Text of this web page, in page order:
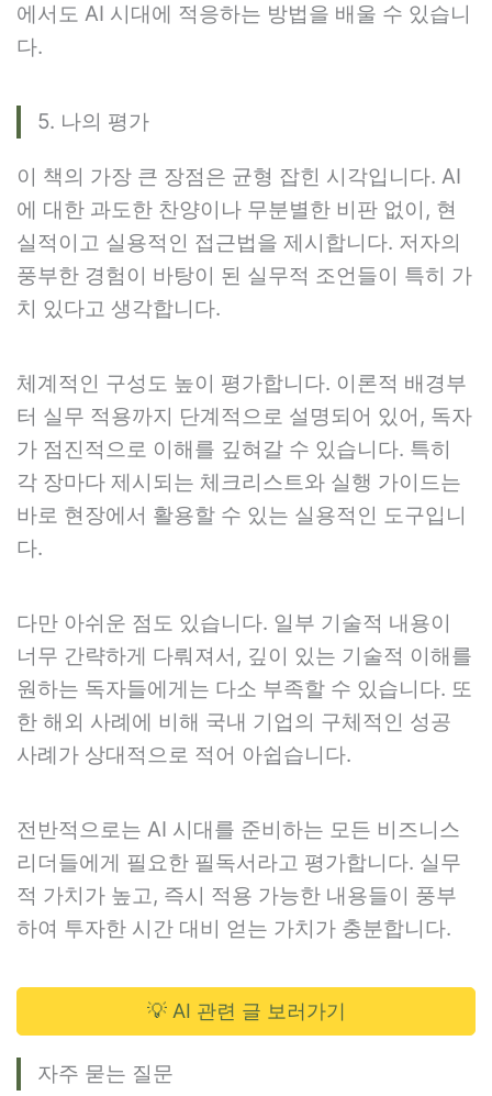
에서도 AI 시대에 적응하는 방법을 배울 수 있습니
다.
5. 나의 평가
이 책의 가장 큰 장점은 균형 잡힌 시각입니다. AI
에 대한 과도한 찬양이나 무분별한 비판 없이, 현
실적이고 실용적인 접근법을 제시합니다. 저자의
풍부한 경험이 바탕이 된 실무적 조언들이 특히 가
치 있다고 생각합니다.
체계적인 구성도 높이 평가합니다. 이론적 배경부
터 실무 적용까지 단계적으로 설명되어 있어, 독자
가 점진적으로 이해를 깊혀갈 수 있습니다. 특히
각 장마다 제시되는 체크리스트와 실행 가이드는
바로 현장에서 활용할 수 있는 실용적인 도구입니
다.
다만 아쉬운 점도 있습니다. 일부 기술적 내용이
너무 간략하게 다뤄져서, 깊이 있는 기술적 이해를
원하는 독자들에게는 다소 부족할 수 있습니다. 또
한 해외 사례에 비해 국내 기업의 구체적인 성공
사례가 상대적으로 적어 아쉽습니다.
전반적으로는 AI 시대를 준비하는 모든 비즈니스
리더들에게 필요한 필독서라고 평가합니다. 실무
적 가치가 높고, 즉시 적용 가능한 내용들이 풍부
하여 투자한 시간 대비 얻는 가치가 충분합니다.
💡 AI 관련 글 보러가기
자주 묻는 질문